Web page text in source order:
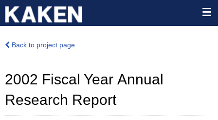
Back to project page
2002 Fiscal Year Annual
Research Report